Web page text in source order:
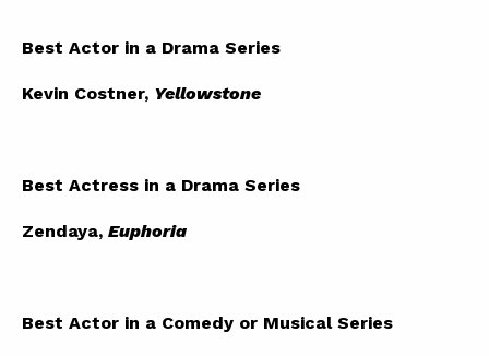
Best Actor in a Drama Series
Kevin Costner, Yellowstone
Best Actress in a Drama Series
Zendaya, Euphoria
Best Actor in a Comedy or Musical Series